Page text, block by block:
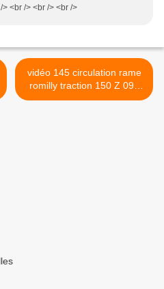
<br /> <br /> <br />
vidéo 145 circulation rame
romilly traction 150 Z 095
Roco >